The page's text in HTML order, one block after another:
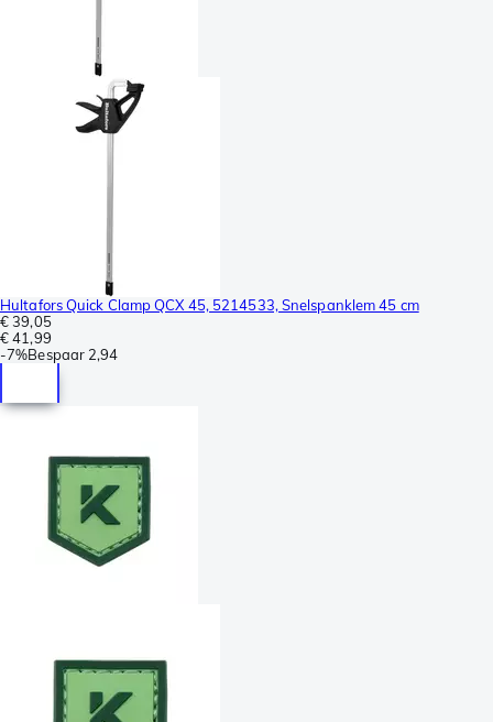
Hultafors Quick Clamp QCX 45, 5214533, Snelspanklem 45 cm
€ 39,05
€ 41,99
-7%Bespaar 2,94